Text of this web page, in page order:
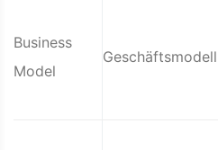
Business
Model
Geschäftsmodell